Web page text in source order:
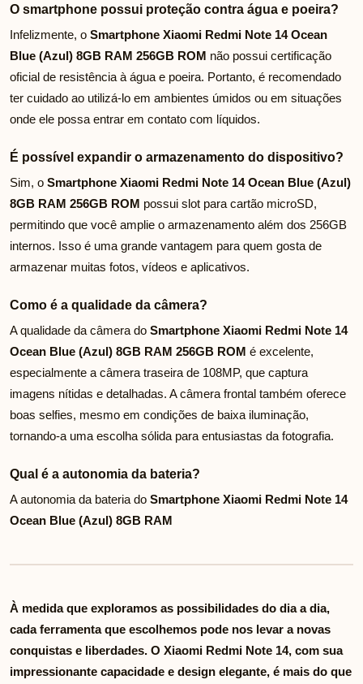
O smartphone possui proteção contra água e poeira?
Infelizmente, o Smartphone Xiaomi Redmi Note 14 Ocean
Blue (Azul) 8GB RAM 256GB ROM não possui certificação
oficial de resistência à água e poeira. Portanto, é recomendado
ter cuidado ao utilizá-lo em ambientes úmidos ou em situações
onde ele possa entrar em contato com líquidos.
É possível expandir o armazenamento do dispositivo?
Sim, o Smartphone Xiaomi Redmi Note 14 Ocean Blue (Azul)
8GB RAM 256GB ROM possui slot para cartão microSD,
permitindo que você amplie o armazenamento além dos 256GB
internos. Isso é uma grande vantagem para quem gosta de
armazenar muitas fotos, vídeos e aplicativos.
Como é a qualidade da câmera?
A qualidade da câmera do Smartphone Xiaomi Redmi Note 14
Ocean Blue (Azul) 8GB RAM 256GB ROM é excelente,
especialmente a câmera traseira de 108MP, que captura
imagens nítidas e detalhadas. A câmera frontal também oferece
boas selfies, mesmo em condições de baixa iluminação,
tornando-a uma escolha sólida para entusiastas da fotografia.
Qual é a autonomia da bateria?
A autonomia da bateria do Smartphone Xiaomi Redmi Note 14
Ocean Blue (Azul) 8GB RAM
À medida que exploramos as possibilidades do dia a dia,
cada ferramenta que escolhemos pode nos levar a novas
conquistas e liberdades. O Xiaomi Redmi Note 14, com sua
impressionante capacidade e design elegante, é mais do que